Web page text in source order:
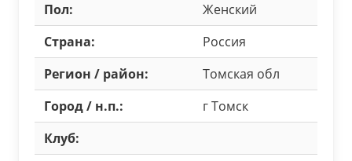
Пол:
Женский
Страна:
Россия
Регион / район:
Томская обл
Город / н.п.:
г Томск
Клуб: